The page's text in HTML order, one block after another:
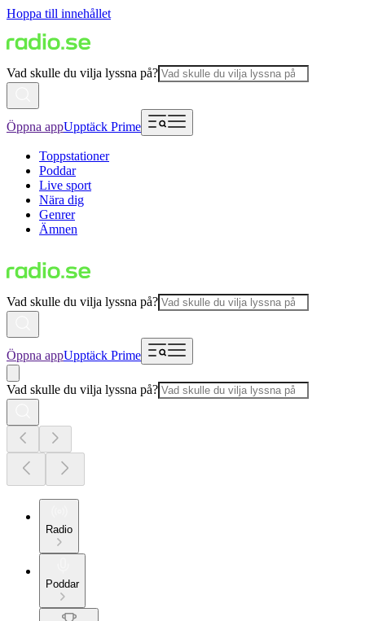
Hoppa till innehållet
Vad skulle du vilja lyssna på?
Öppna appUpptäck Prime
Toppstationer
Poddar
Live sport
Nära dig
Genrer
Ämnen
Vad skulle du vilja lyssna på?
Öppna appUpptäck Prime
Vad skulle du vilja lyssna på?
Radio
Poddar